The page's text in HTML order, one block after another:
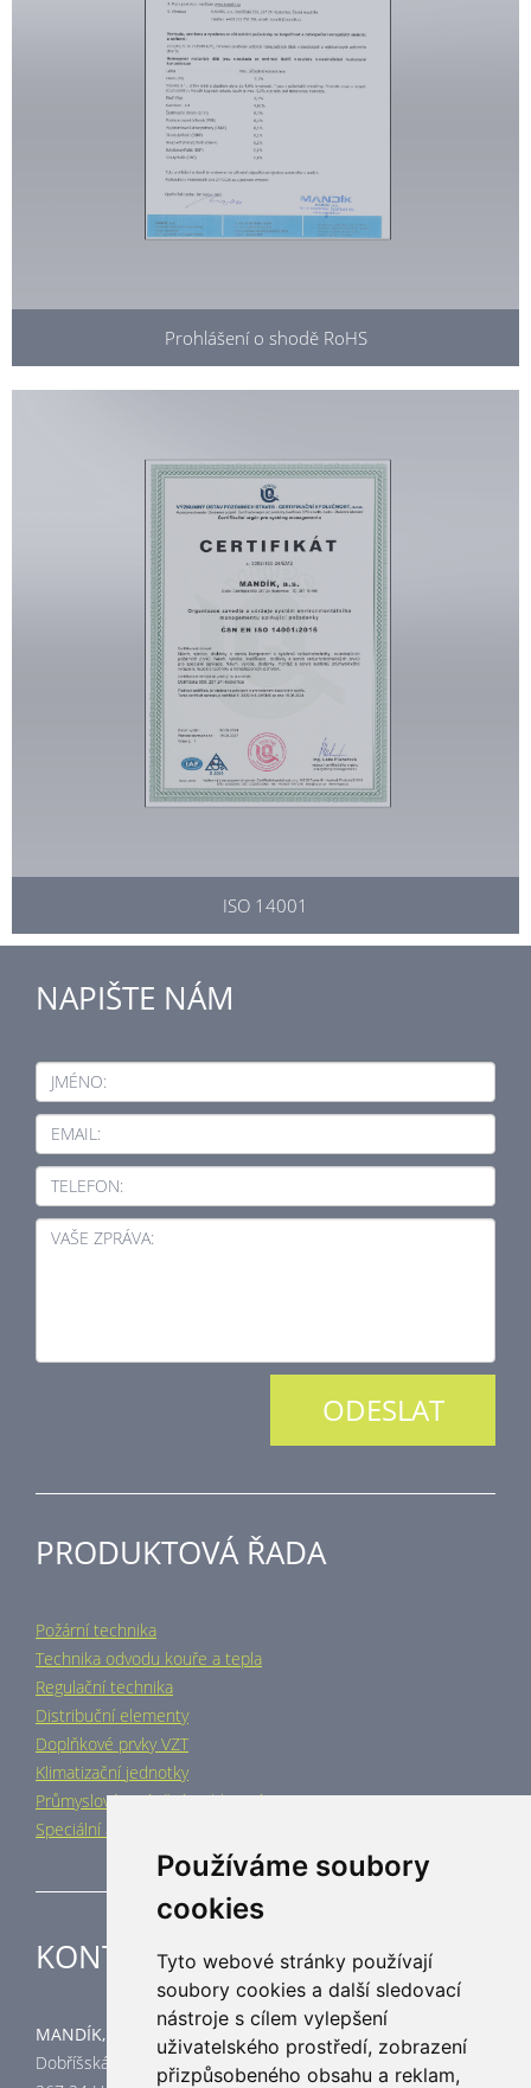
Používáme soubory
cookies
Tyto webové stránky používají
soubory cookies a další sledovací
nástroje s cílem vylepšení
uživatelského prostředí, zobrazení
přizpůsobeného obsahu a reklam,
Prohlášení o shodě RoHS
ISO 14001
NAPIŠTE NÁM
JMÉNO:
EMAIL:
TELEFON:
VAŠE ZPRÁVA:
PRODUKTOVÁ ŘADA
Požární technika
Technika odvodu kouře a tepla
Regulační technika
Distribuční elementy
Doplňkové prvky VZT
Klimatizační jednotky
Průmyslové vytápění a chlazení
Speciální aplikace
KONTAKT
MANDÍK, a.s.
Dobříšská 550